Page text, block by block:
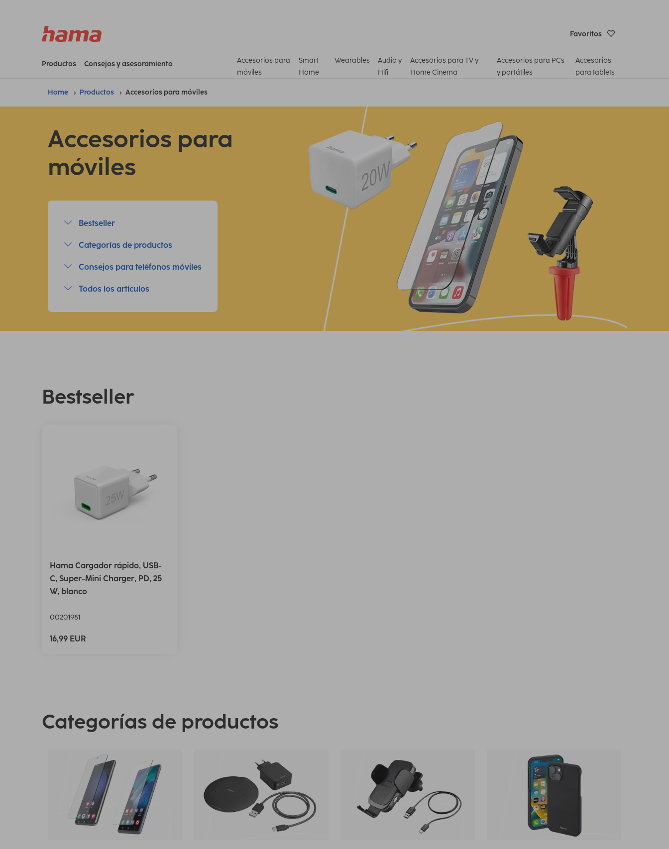
Favoritos
Productos Consejos y asesoramiento
Accesorios para
móviles
Smart
Home
Wearables
Audio y
Hifi
Accesorios para TV y
Home Cinema
Accesorios para PCs
y portátiles
Accesorios
para tablets
Home Productos Accesorios para móviles
Accesorios para
móviles
Bestseller
Categorías de productos
Consejos para teléfonos móviles
Todos los artículos
Bestseller
Hama Cargador rápido, USB-
C, Super-Mini Charger, PD, 25
W, blanco
00201981
16,99 EUR
Categorías de productos